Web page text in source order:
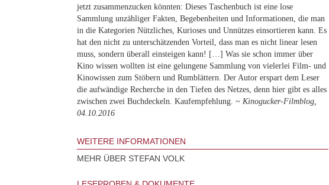
jetzt zusammenzucken könnten: Dieses Taschenbuch ist eine lose
Sammlung unzähliger Fakten, Begebenheiten und Informationen, die man
in die Kategorien Nützliches, Kurioses und Unnützes einsortieren kann. Es
hat den nicht zu unterschätzenden Vorteil, dass man es nicht linear lesen
muss, sondern überall einsteigen kann! […] Was sie schon immer über
Kino wissen wollten ist eine gelungene Sammlung von vielerlei Film- und
Kinowissen zum Stöbern und Rumblättern. Der Autor erspart dem Leser
die aufwändige Recherche in den Tiefen des Netzes, denn hier gibt es alles
zwischen zwei Buchdeckeln. Kaufempfehlung. ~ Kinogucker-Filmblog,
04.10.2016
WEITERE INFORMATIONEN
MEHR ÜBER STEFAN VOLK